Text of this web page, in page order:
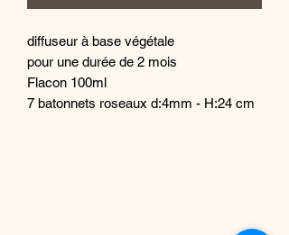
diffuseur à base végétale
pour une durée de 2 mois
Flacon 100ml
7 batonnets roseaux d:4mm - H:24 cm